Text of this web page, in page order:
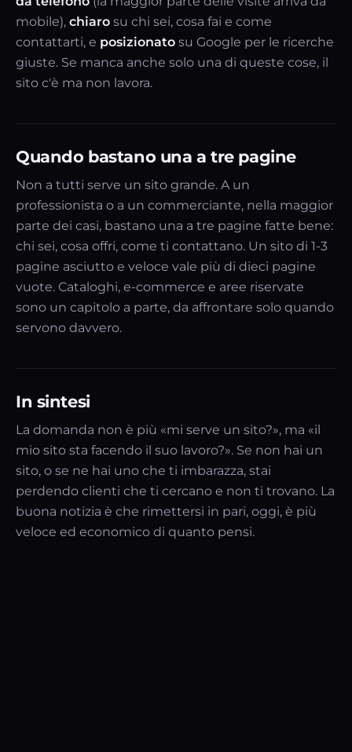
mobile), chiaro su chi sei, cosa fai e come
contattarti, e posizionato su Google per le ricerche
giuste. Se manca anche solo una di queste cose, il
sito c'è ma non lavora.
Quando bastano una a tre pagine
Non a tutti serve un sito grande. A un
professionista o a un commerciante, nella maggior
parte dei casi, bastano una a tre pagine fatte bene:
chi sei, cosa offri, come ti contattano. Un sito di 1-3
pagine asciutto e veloce vale più di dieci pagine
vuote. Cataloghi, e-commerce e aree riservate
sono un capitolo a parte, da affrontare solo quando
servono davvero.
In sintesi
La domanda non è più «mi serve un sito?», ma «il
mio sito sta facendo il suo lavoro?». Se non hai un
sito, o se ne hai uno che ti imbarazza, stai
perdendo clienti che ti cercano e non ti trovano. La
buona notizia è che rimettersi in pari, oggi, è più
veloce ed economico di quanto pensi.